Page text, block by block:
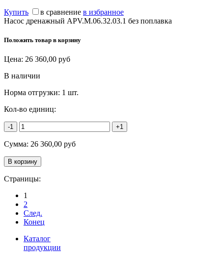
Купить в сравнение в избранное
Насос дренажный APV.M.06.32.03.1 без поплавка
Положить товар в корзину
Цена: 26 360,00 руб
В наличии
Норма отгрузки: 1 шт.
Кол-во единиц:
-1 +1
Сумма: 26 360,00 руб
Страницы:
1
2
След.
Конец
Каталог
продукции